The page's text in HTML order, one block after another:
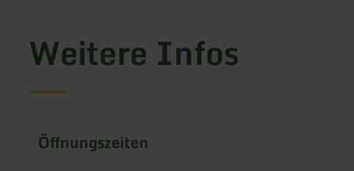
Weitere Infos
Öffnungszeiten